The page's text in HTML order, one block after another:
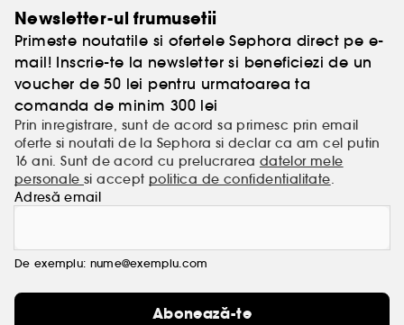
Newsletter-ul frumusetii
Primeste noutatile si ofertele Sephora direct pe e-
mail! Inscrie-te la newsletter si beneficiezi de un
voucher de 50 lei pentru urmatoarea ta
comanda de minim 300 lei
Prin inregistrare, sunt de acord sa primesc prin email
oferte si noutati de la Sephora si declar ca am cel putin
16 ani. Sunt de acord cu prelucrarea datelor mele
personalesi accept politica de confidentialitate.
Adresă email
De exemplu: nume@exemplu.com
Abonează-te